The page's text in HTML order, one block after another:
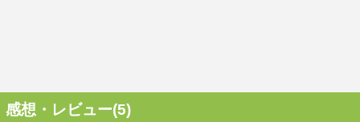
感想・レビュー(5)